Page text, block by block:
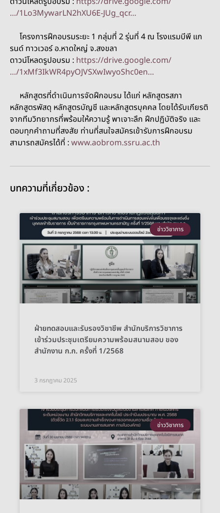
…/1Lo3MywarLN2hXU6E-JUg_qcr…
โครงการฝึกอบรมระยะ 1 กลุ่มที่ 2 รุ่นที่ 4 ณ โรงแรมบีพี แก
รนด์ ทาวเวอร์ อ.หาดใหญ่ จ.สงขลา
ดาวน์โหลดรูปอบรม : https://drive.google.com/
…/1xMf3IkWR4pyOJVSXwIwyoShc0en…
หลักสูตรที่ดำเนินการจัดฝึกอบรม ได้แก่ หลักสูตรสภา
หลักสูตรพัสดุ หลักสูตรบัญชี และหลักสูตรบุคคล โดยได้รับเกียรติ
จากทีมวิทยากรที่พร้อมให้ความรู้ พาเจาะลึก ฝึกปฏิบัติจริง และ
ตอบทุกคำถามที่สงสัย ท่านที่สนใจสมัครเข้ารับการฝึกอบรม
สามารถสมัครได้ที่ : www.aobrom.ssru.ac.th
บทความที่เกี่ยวข้อง :
ข่าววิชาการ
ฝ่ายทดสอบและรับรองวิชาชีพ สำนักบริการวิชาการ
เข้าร่วมประชุมเตรียมความพร้อมสนามสอบ ของ
สำนักงาน ก.ก. ครั้งที่ 1/2568
3 กรกฎาคม 2025
ข่าววิชาการ